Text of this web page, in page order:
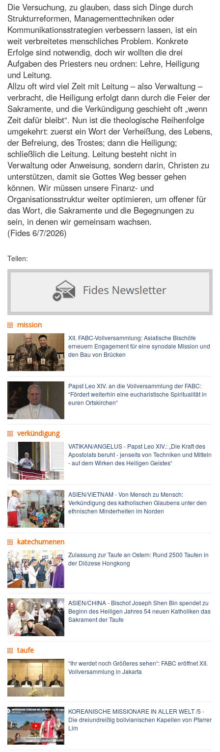
Die Versuchung, zu glauben, dass sich Dinge durch
Strukturreformen, Managementtechniken oder
Kommunikationsstrategien verbessern lassen, ist ein
weit verbreitetes menschliches Problem. Konkrete
Erfolge sind notwendig, doch wir wollten die drei
Aufgaben des Priesters neu ordnen: Lehre, Heiligung
und Leitung.
Allzu oft wird viel Zeit mit Leitung – also Verwaltung –
verbracht, die Heiligung erfolgt dann durch die Feier der
Sakramente, und die Verkündigung geschieht oft „wenn
Zeit dafür bleibt“. Nun ist die theologische Reihenfolge
umgekehrt: zuerst ein Wort der Verheißung, des Lebens,
der Befreiung, des Trostes; dann die Heiligung;
schließlich die Leitung. Leitung besteht nicht in
Verwaltung oder Anweisung, sondern darin, Christen zu
unterstützen, damit sie Gottes Weg besser gehen
können. Wir müssen unsere Finanz- und
Organisationsstruktur weiter optimieren, um offener für
das Wort, die Sakramente und die Begegnungen zu
sein, in denen wir gemeinsam wachsen.
(Fides 6/7/2026)
Teilen:
mission
XII. FABC-Vollversammlung: Asiatische Bischöfe
erneuern Engagement für eine synodale Mission und
den Bau von Brücken
Papst Leo XIV. an die Vollversammlung der FABC:
“Fördert weiterhin eine eucharistische Spiritualität in
euren Ortskirchen“
verkündigung
VATIKAN/ANGELUS - Papst Leo XIV.: „Die Kraft des
Apostolats beruht - jenseits von Techniken und Mitteln
- auf dem Wirken des Heiligen Geistes“
ASIEN/VIETNAM - Von Mensch zu Mensch:
Verkündigung des katholischen Glaubens unter den
ethnischen Minderheiten im Norden
katechumenen
Zulassung zur Taufe an Ostern: Rund 2500 Taufen in
der Diözese Hongkong
ASIEN/CHINA - Bischof Joseph Shen Bin spendet zu
Beginn des Heiligen Jahres 54 neuen Katholiken das
Sakrament der Taufe
taufe
“Ihr werdet noch Größeres sehen“: FABC eröffnet XII.
Vollversammlung in Jakarta
KOREANISCHE MISSIONARE IN ALLER WELT /5 -
Die dreiundreißig bolivianischen Kapellen von Pfarrer
Lim